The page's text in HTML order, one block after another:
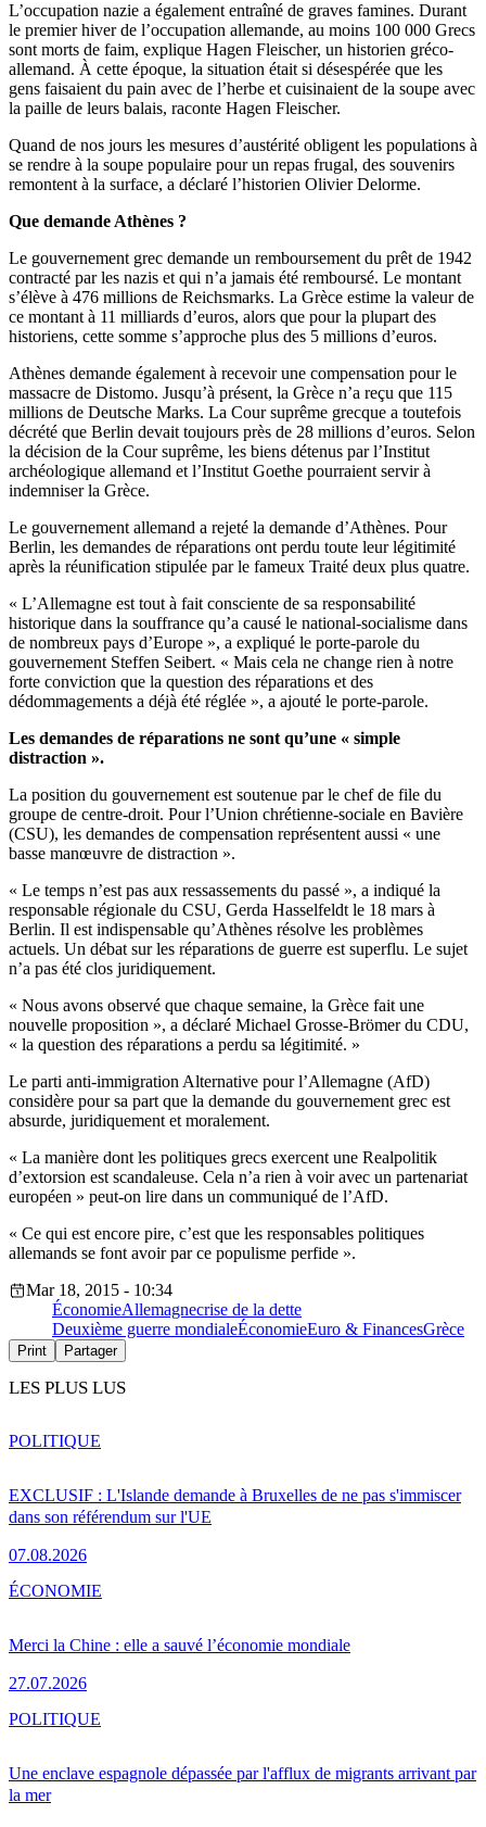
L’occupation nazie a également entraîné de graves famines. Durant
le premier hiver de l’occupation allemande, au moins 100 000 Grecs
sont morts de faim, explique Hagen Fleischer, un historien gréco-
allemand. À cette époque, la situation était si désespérée que les
gens faisaient du pain avec de l’herbe et cuisinaient de la soupe avec
la paille de leurs balais, raconte Hagen Fleischer.
Quand de nos jours les mesures d’austérité obligent les populations à
se rendre à la soupe populaire pour un repas frugal, des souvenirs
remontent à la surface, a déclaré l’historien Olivier Delorme.
Que demande Athènes ?
Le gouvernement grec demande un remboursement du prêt de 1942
contracté par les nazis et qui n’a jamais été remboursé. Le montant
s’élève à 476 millions de Reichsmarks. La Grèce estime la valeur de
ce montant à 11 milliards d’euros, alors que pour la plupart des
historiens, cette somme s’approche plus des 5 millions d’euros.
Athènes demande également à recevoir une compensation pour le
massacre de Distomo. Jusqu’à présent, la Grèce n’a reçu que 115
millions de Deutsche Marks. La Cour suprême grecque a toutefois
décrété que Berlin devait toujours près de 28 millions d’euros. Selon
la décision de la Cour suprême, les biens détenus par l’Institut
archéologique allemand et l’Institut Goethe pourraient servir à
indemniser la Grèce.
Le gouvernement allemand a rejeté la demande d’Athènes. Pour
Berlin, les demandes de réparations ont perdu toute leur légitimité
après la réunification stipulée par le fameux Traité deux plus quatre.
« L’Allemagne est tout à fait consciente de sa responsabilité
historique dans la souffrance qu’a causé le national-socialisme dans
de nombreux pays d’Europe », a expliqué le porte-parole du
gouvernement Steffen Seibert. « Mais cela ne change rien à notre
forte conviction que la question des réparations et des
dédommagements a déjà été réglée », a ajouté le porte-parole.
Les demandes de réparations ne sont qu’une « simple
distraction ».
La position du gouvernement est soutenue par le chef de file du
groupe de centre-droit. Pour l’Union chrétienne-sociale en Bavière
(CSU), les demandes de compensation représentent aussi « une
basse manœuvre de distraction ».
« Le temps n’est pas aux ressassements du passé », a indiqué la
responsable régionale du CSU, Gerda Hasselfeldt le 18 mars à
Berlin. Il est indispensable qu’Athènes résolve les problèmes
actuels. Un débat sur les réparations de guerre est superflu. Le sujet
n’a pas été clos juridiquement.
« Nous avons observé que chaque semaine, la Grèce fait une
nouvelle proposition », a déclaré Michael Grosse-Brömer du CDU,
« la question des réparations a perdu sa légitimité. »
Le parti anti-immigration Alternative pour l’Allemagne (AfD)
considère pour sa part que la demande du gouvernement grec est
absurde, juridiquement et moralement.
« La manière dont les politiques grecs exercent une Realpolitik
d’extorsion est scandaleuse. Cela n’a rien à voir avec un partenariat
européen » peut-on lire dans un communiqué de l’AfD.
« Ce qui est encore pire, c’est que les responsables politiques
allemands se font avoir par ce populisme perfide ».
Mar 18, 2015 - 10:34
ÉconomieAllemagnecrise de la dette
Deuxième guerre mondialeÉconomieEuro & FinancesGrèce
Print Partager
LES PLUS LUS
EXCLUSIF : L'Islande demande à Bruxelles de ne pas s'immiscer
dans son référendum sur l'UE
07.08.2026
POLITIQUE
Merci la Chine : elle a sauvé l’économie mondiale
27.07.2026
ÉCONOMIE
Une enclave espagnole dépassée par l'afflux de migrants arrivant par
la mer
POLITIQUE